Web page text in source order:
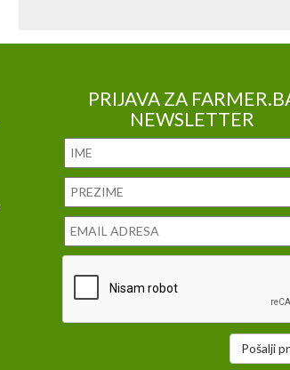
PRIJAVA ZA
NEWSLETTER
Pošalji